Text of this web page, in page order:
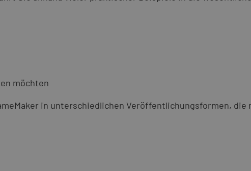
möchten
in unterschiedlichen Veröffentlichungsformen,